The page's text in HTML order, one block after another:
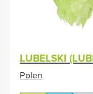
LUBELSKI
Polen